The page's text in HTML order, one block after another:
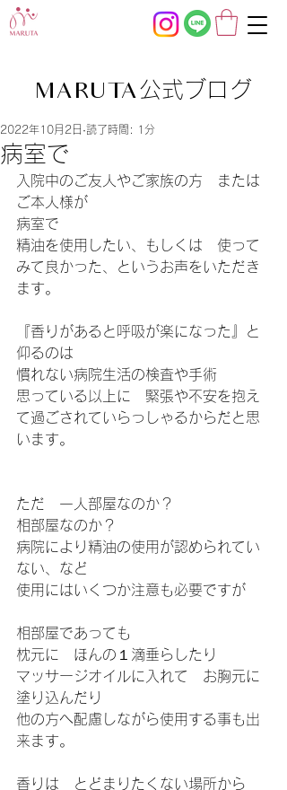
MARUTA公式ブログ
病室で
2022年10月2日 読了時間: 1分
入院中のご友人やご家族の方　または
ご本人様が
病室で
精油を使用したい、もしくは　使って
みて良かった、というお声をいただき
ます。
『香りがあると呼吸が楽になった』と
仰るのは
慣れない病院生活の検査や手術
思っている以上に　緊張や不安を抱え
て過ごされていらっしゃるからだと思
います。
ただ　一人部屋なのか？
相部屋なのか？
病院により精油の使用が認められてい
ない、など
使用にはいくつか注意も必要ですが
相部屋であっても
枕元に　ほんの１滴垂らしたり
マッサージオイルに入れて　お胸元に
塗り込んだり
他の方へ配慮しながら使用する事も出
来ます。
香りは　とどまりたくない場所から